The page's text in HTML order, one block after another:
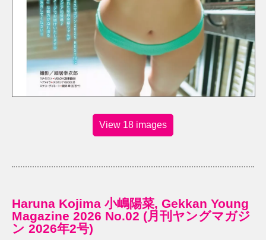
View 18 images
Haruna Kojima 小嶋陽菜, Gekkan Young
Magazine 2026 No.02 (月刊ヤングマガジ
ン 2026年2号)